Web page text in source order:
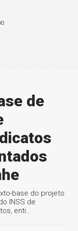
de
base do projeto
INSS de
enti...